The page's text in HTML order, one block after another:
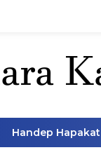
Handep Hapakat